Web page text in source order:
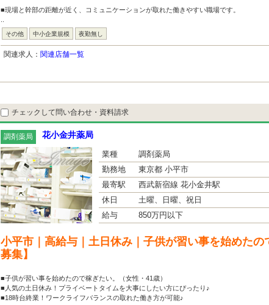
■現場と幹部の距離が近く、コミュニケーションが取れた働きやすい職場です。
その他 中小企業規模 夜勤無し
関連求人： 関連店舗一覧
チェックして問い合わせ・資料請求
調剤薬局 花小金井薬局
業種
調剤薬局
勤務地
東京都 小平市
最寄駅
西武新宿線 花小金井駅
休日
土曜、日曜、祝日
給与
850万円以下
小平市｜高給与｜土日休み｜子供が習い事を始めた
募集】
■子供が習い事を始めたので稼ぎたい。（女性・41歳）
■人気の土日休み！プライベートタイムを大事にしたい方にぴったり♪
■18時台終業！ワークライフバランスの取れた働き方が可能♪